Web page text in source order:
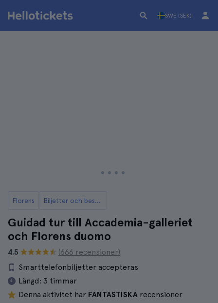
SWE (SEK)
Florens Biljetter och besök till Accademiagalleriet i Florens
Guidad tur till Accademia-galleriet
och Florens duomo
4.5
(666 recensioner)
Smarttelefonbiljetter accepteras
Längd: 3 timmar
Denna aktivitet har FANTASTISKA recensioner